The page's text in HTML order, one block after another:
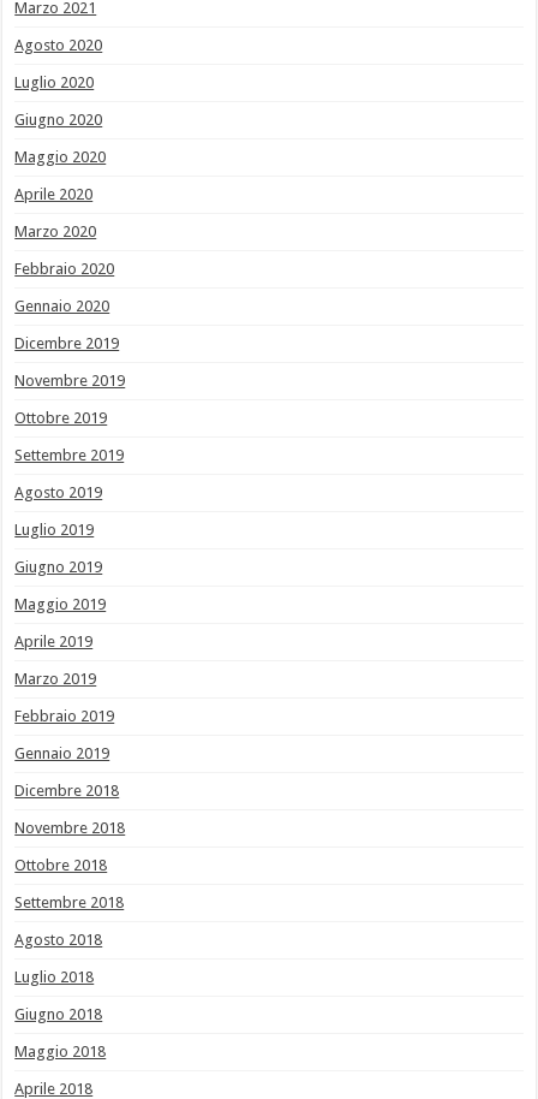
Marzo 2021
Agosto 2020
Luglio 2020
Giugno 2020
Maggio 2020
Aprile 2020
Marzo 2020
Febbraio 2020
Gennaio 2020
Dicembre 2019
Novembre 2019
Ottobre 2019
Settembre 2019
Agosto 2019
Luglio 2019
Giugno 2019
Maggio 2019
Aprile 2019
Marzo 2019
Febbraio 2019
Gennaio 2019
Dicembre 2018
Novembre 2018
Ottobre 2018
Settembre 2018
Agosto 2018
Luglio 2018
Giugno 2018
Maggio 2018
Aprile 2018